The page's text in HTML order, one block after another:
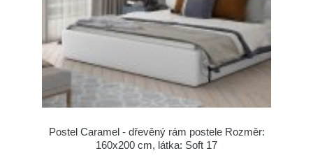
Postel Caramel - dřevěný rám postele Rozměr:
160x200 cm, látka: Soft 17